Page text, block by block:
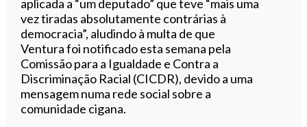
aplicada a “um deputado” que teve “mais uma
vez tiradas absolutamente contrárias à
democracia”, aludindo à multa de que
Ventura foi notificado esta semana pela
Comissão para a Igualdade e Contra a
Discriminação Racial (CICDR), devido a uma
mensagem numa rede social sobre a
comunidade cigana.